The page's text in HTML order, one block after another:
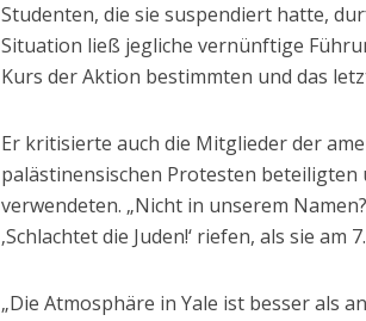
Studenten, die sie suspendiert hatte,
Situation ließ jegliche vernünftige
Kurs der Aktion bestimmten und das
Er kritisierte auch die Mitglieder der
palästinensischen Protesten beteiligten
verwendeten. „Nicht in unserem
‚Schlachtet die Juden!‘ riefen, als sie
„Die Atmosphäre in Yale ist besser als